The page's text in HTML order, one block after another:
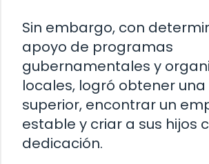
Sin embargo, con
apoyo de programas
gubernamentales y
locales, logró obtener
superior, encontrar un
estable y criar a sus hijos
dedicación.